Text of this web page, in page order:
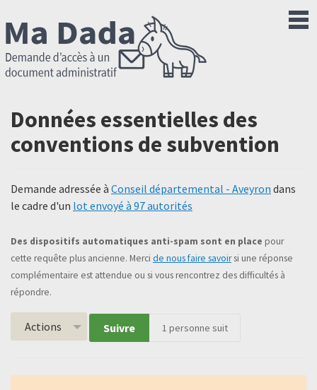
Données essentielles des
conventions de subvention
Demande adressée à Conseil départemental - Aveyron dans
le cadre d'un lot envoyé à 97 autorités
Des dispositifs automatiques anti-spam sont en place pour
cette requête plus ancienne. Merci de nous faire savoirsi une réponse
complémentaire est attendue ou si vous rencontrez des difficultés à
répondre.
Actions Suivre 1 personne suit